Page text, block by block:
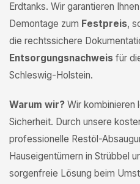
Erdtanks. Wir garantieren
Demontage zum Festpreis,
die rechtssichere
Entsorgungsnachweis für
Schleswig-Holstein.
Warum wir? Wir kombinieren
Sicherheit. Durch unsere
professionelle Restöl-
Hauseigentümern in Strübbel
sorgenfreie Lösung beim